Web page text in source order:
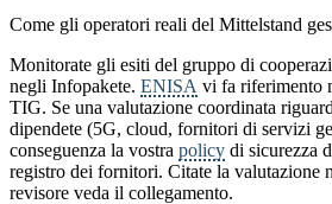
Come gli operatori reali del Mittelstand
Monitorate gli esiti del gruppo di
negli Infopakete. ENISA vi fa riferimento
TIG. Se una valutazione coordinata
dipendete (5G, cloud, fornitori di servizi
conseguenza la vostra policy di sicurezza
registro dei fornitori. Citate la valutazione
revisore veda il collegamento.